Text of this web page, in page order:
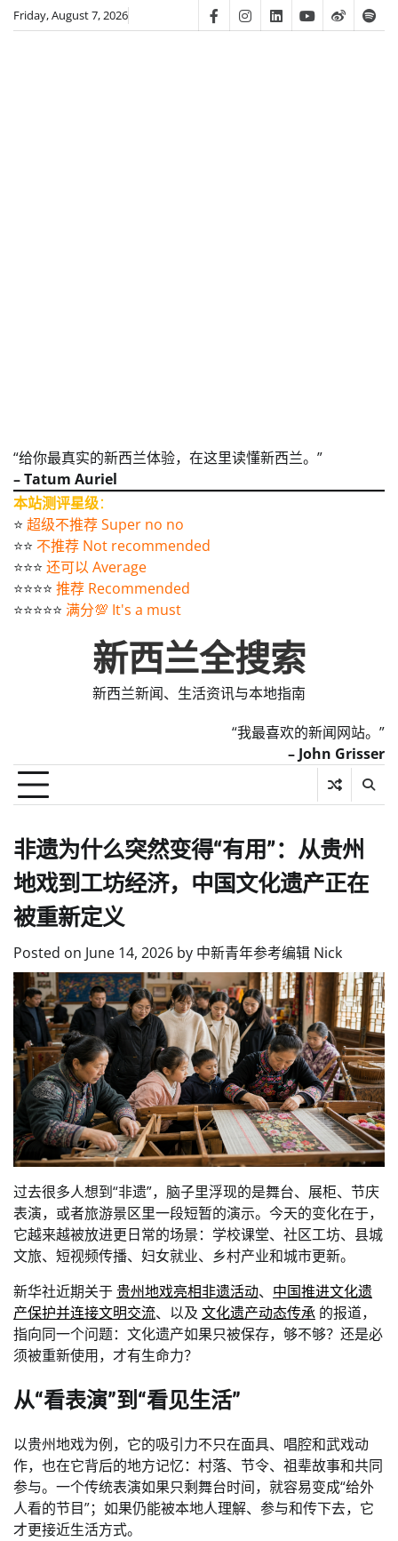
SkipFriday, August 7, 2026 FacebookInstagram
LinkedinYoutube
Weibo
“给你最真实的新西兰体验，在这里读懂新西兰。”
– Tatum Auriel
本站测评星级：
⭐️ 超级不推荐 Super no no
⭐️⭐️ 不推荐 Not recommended
⭐️⭐️⭐️ 还可以 Average
⭐️⭐️⭐️⭐️ 推荐 Recommended
⭐️⭐️⭐️⭐️⭐️ 满分💯 It's a must
新西兰全搜索
新西兰新闻、生活资讯与本地指南
“我最喜欢的新闻网站。”
– John Grisser
非遗为什么突然变得“有用”：从贵州
地戏到工坊经济，中国文化遗产正在
被重新定义
Posted on June 14, 2026 by 中新青年参考编辑 Nick
过去很多人想到“非遗”，脑子里浮现的是舞台、展柜、节庆
表演，或者旅游景区里一段短暂的演示。今天的变化在于，
它越来越被放进更日常的场景：学校课堂、社区工坊、县城
文旅、短视频传播、妇女就业、乡村产业和城市更新。
新华社近期关于贵州地戏亮相非遗活动、 中国推进文化遗
产保护并连接文明交流、以及 文化遗产动态传承 的报道，
指向同一个问题：文化遗产如果只被保存，够不够？还是必
须被重新使用，才有生命力？
从“看表演”到“看见生活”
以贵州地戏为例，它的吸引力不只在面具、唱腔和武戏动
作，也在它背后的地方记忆：村落、节令、祖辈故事和共同
参与。一个传统表演如果只剩舞台时间，就容易变成“给外
人看的节目”；如果仍能被本地人理解、参与和传下去，它
才更接近生活方式。